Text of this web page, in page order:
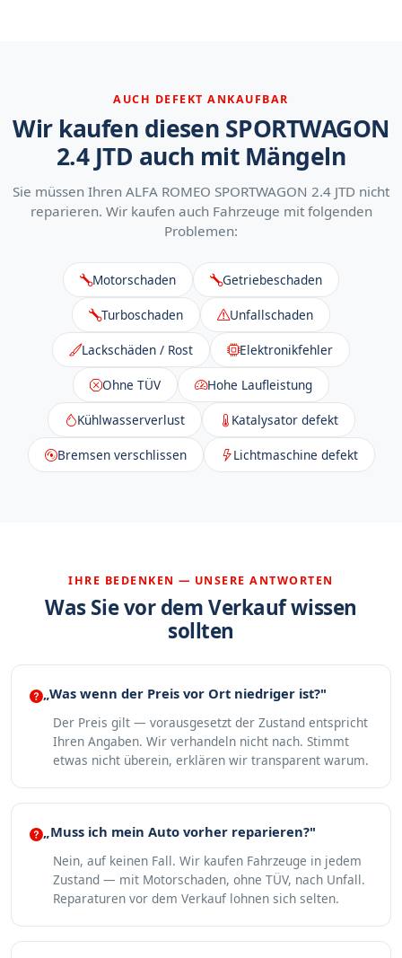
AUCH DEFEKT ANKAUFBAR
Wir kaufen diesen SPORTWAGON
2.4 JTD auch mit Mängeln
Sie müssen Ihren ALFA ROMEO SPORTWAGON 2.4 JTD nicht
reparieren. Wir kaufen auch Fahrzeuge mit folgenden
Problemen:
Motorschaden Getriebeschaden
Turboschaden Unfallschaden
Lackschäden / Rost Elektronikfehler
Ohne TÜV Hohe Laufleistung
Kühlwasserverlust Katalysator defekt
Bremsen verschlissen Lichtmaschine defekt
IHRE BEDENKEN — UNSERE ANTWORTEN
Was Sie vor dem Verkauf wissen
sollten
„Was wenn der Preis vor Ort niedriger ist?"
Der Preis gilt — vorausgesetzt der Zustand entspricht
Ihren Angaben. Wir verhandeln nicht nach. Stimmt
etwas nicht überein, erklären wir transparent warum.
„Muss ich mein Auto vorher reparieren?"
Nein, auf keinen Fall. Wir kaufen Fahrzeuge in jedem
Zustand — mit Motorschaden, ohne TÜV, nach Unfall.
Reparaturen vor dem Verkauf lohnen sich selten.